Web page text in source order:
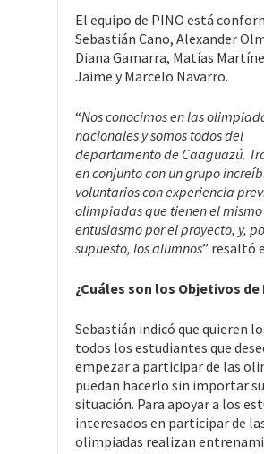
El equipo de PINO está
Sebastián Cano, Alexander
Diana Gamarra, Matías
Jaime y Marcelo Navarro.
“Nos conocimos en las
nacionales y somos todos del
departamento de Caaguazú.
en conjunto con un grupo
voluntarios con experiencia
olimpiadas que tienen el mismo
entusiasmo por el proyecto, y,
supuesto, los alumnos” resaltó
¿Cuáles son los Objetivos de
Sebastián indicó que quieren
todos los estudiantes que
empezar a participar de las
puedan hacerlo sin importar su
situación. Para apoyar a los
interesados en participar de
olimpiadas realizan